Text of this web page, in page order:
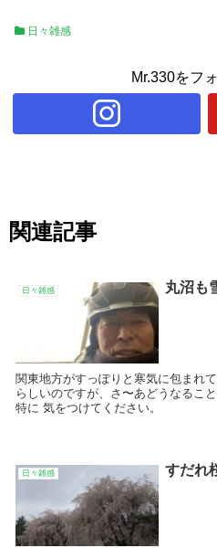
日々雑感
Mr.330をフ
関連記事
日々雑感 丸沼も
関東地方がすっぽりと寒気に包まれ
らしいのですが、さ〜あどうなるこ
特に 気をつけてください。
日々雑感 すだれ